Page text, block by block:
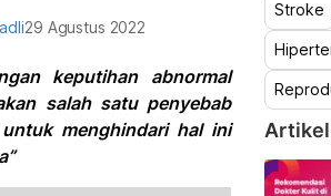
29 Agustus 2022
keputihan abnormal
salah satu penyebab
menghindari hal ini
Stroke